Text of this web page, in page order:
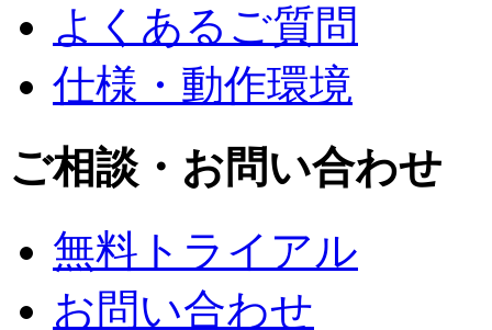
よくあるご質問
仕様・動作環境
ご相談・お問い合わせ
無料トライアル
お問い合わせ